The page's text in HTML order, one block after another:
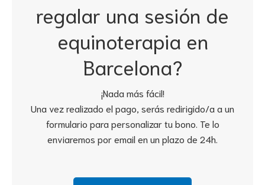
regalar una sesión de
equinoterapia en
Barcelona?
¡Nada más fácil!
Una vez realizado el pago, serás redirigido/a a un
formulario para personalizar tu bono. Te lo
enviaremos por email en un plazo de 24h.